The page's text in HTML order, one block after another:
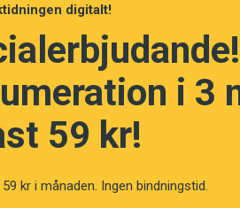
med TNC, som
det ofta mödosamma
digitalt!
i 3
59 kr!
kr i månaden. Ingen bindningstid.